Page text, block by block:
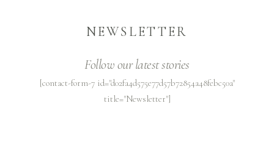
NEWSLETTER
Follow our latest stories
[contact-form-7 id="d02fa4d575e77d57b72854a48febc50a"
title="Newsletter"]